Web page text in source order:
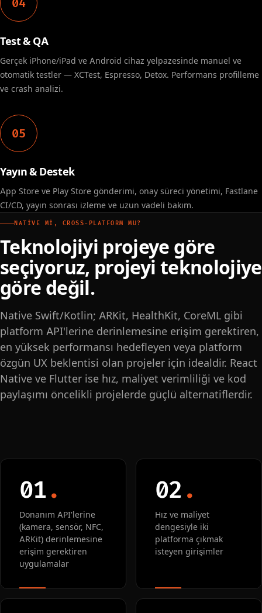
Test & QA
Gerçek iPhone/iPad ve Android cihaz yelpazesinde manuel ve
otomatik testler — XCTest, Espresso, Detox. Performans profilleme
ve crash analizi.
05
Yayın & Destek
App Store ve Play Store gönderimi, onay süreci yönetimi, Fastlane
CI/CD, yayın sonrası izleme ve uzun vadeli bakım.
NATIVE MI, CROSS-PLATFORM MU?
Teknolojiyi projeye göre
seçiyoruz, projeyi teknolojiye
göre değil.
Native Swift/Kotlin; ARKit, HealthKit, CoreML gibi
platform API'lerine derinlemesine erişim gerektiren,
en yüksek performansı hedefleyen veya platform
özgün UX beklentisi olan projeler için idealdir. React
Native ve Flutter ise hız, maliyet verimliliği ve kod
paylaşımı öncelikli projelerde güçlü alternatiflerdir.
01.
Donanım API'lerine
(kamera, sensör, NFC,
ARKit) derinlemesine
erişim gerektiren
uygulamalar
02.
Hız ve maliyet
dengesiyle iki
platforma çıkmak
isteyen girişimler